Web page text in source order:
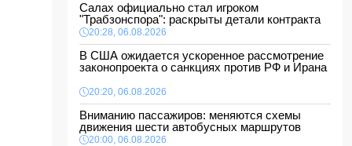
Салах официально стал игроком
"Трабзонспора": раскрыты детали контракта
20:28, 06.08.2026
В США ожидается ускоренное рассмотрение
законопроекта о санкциях против РФ и Ирана
20:20, 06.08.2026
Вниманию пассажиров: меняются схемы
движения шести автобусных маршрутов
20:00, 06.08.2026